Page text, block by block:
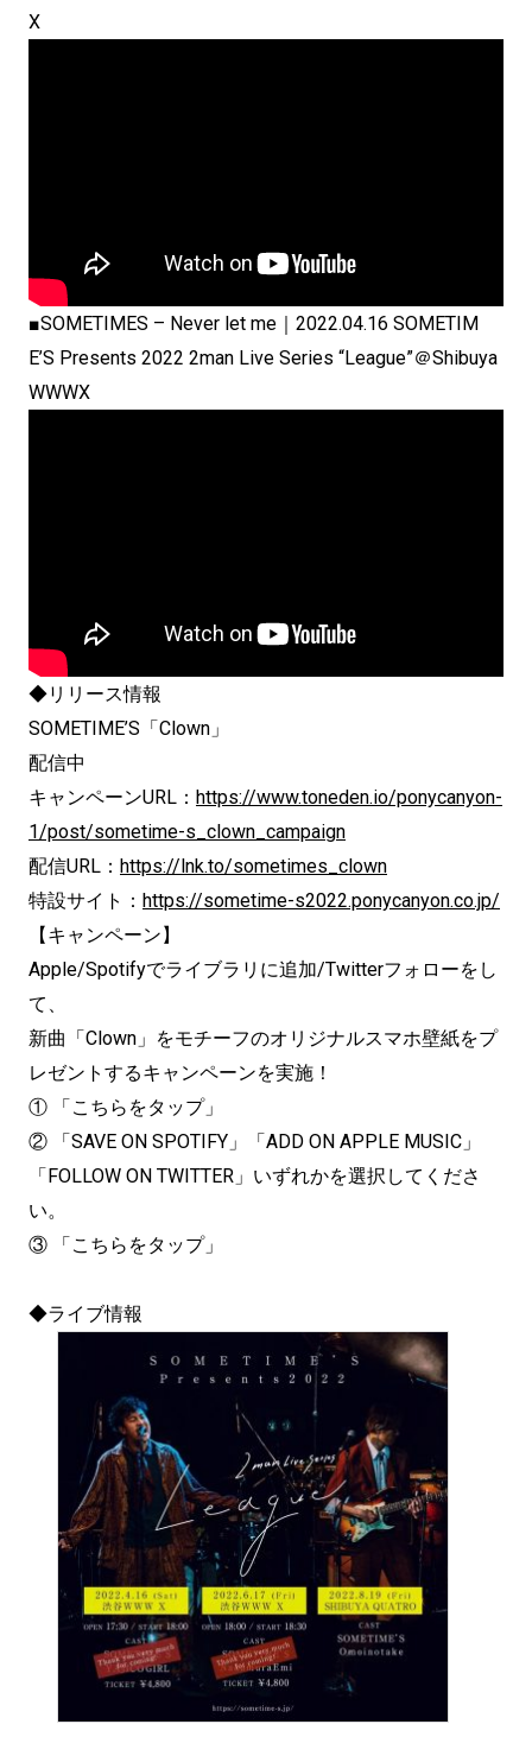
X
■SOMETIMES – Never let me｜2022.04.16 SOMETIM
E’S Presents 2022 2man Live Series “League”＠Shibuya
WWWX
◆リリース情報
SOMETIME’S「Clown」
配信中
キャンペーンURL： https://www.toneden.io/ponycanyon-
1/post/sometime-s_clown_campaign
配信URL： https://lnk.to/sometimes_clown
特設サイト： https://sometime-s2022.ponycanyon.co.jp/
【キャンペーン】
Apple/Spotifyでライブラリに追加/Twitterフォローをし
て、
新曲「Clown」をモチーフのオリジナルスマホ壁紙をプ
レゼントするキャンペーンを実施！
① 「こちらをタップ」
② 「SAVE ON SPOTIFY」「ADD ON APPLE MUSIC」
「FOLLOW ON TWITTER」いずれかを選択してくださ
い。
③ 「こちらをタップ」
◆ライブ情報